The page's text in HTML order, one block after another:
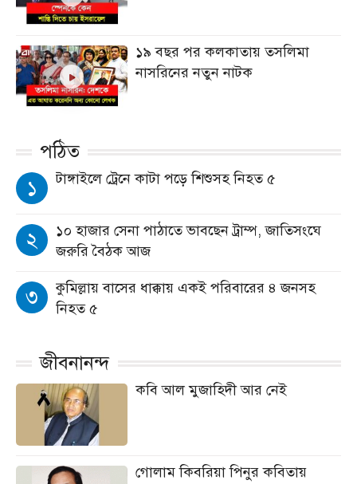
১৯ বছর পর কলকাতায় তসলিমা
নাসরিনের নতুন নাটক
পঠিত
১ টাঙ্গাইলে ট্রেনে কাটা পড়ে শিশুসহ নিহত ৫
২
১০ হাজার সেনা পাঠাতে ভাবছেন ট্রাম্প, জাতিসংঘে
জরুরি বৈঠক আজ
৩
কুমিল্লায় বাসের ধাক্কায় একই পরিবারের ৪ জনসহ
নিহত ৫
জীবনানন্দ
কবি আল মুজাহিদী আর নেই
গোলাম কিবরিয়া পিনুর কবিতায়